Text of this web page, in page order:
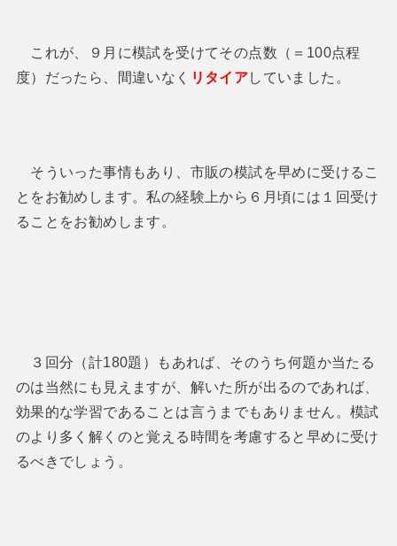
これが、９月に模試を受けてその点数（＝100点程
度）だったら、間違いなく リタイアしていました。
そういった事情もあり、市販の模試を早めに受けるこ
とをお勧めします。私の経験上から６月頃には１回受け
ることをお勧めします。
３回分（計180題）もあれば、そのうち何題か当たる
のは当然にも見えますが、解いた所が出るのであれば、
効果的な学習であることは言うまでもありません。模試
のより多く解くのと覚える時間を考慮すると早めに受け
るべきでしょう。